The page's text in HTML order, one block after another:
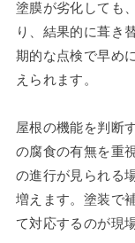
塗膜が劣化しても
り、結果的に葺き
期的な点検で早め
えられます。
屋根の機能を判断
の腐食の有無を重
の進行が見られる
増えます。塗装で
て対応するのが現